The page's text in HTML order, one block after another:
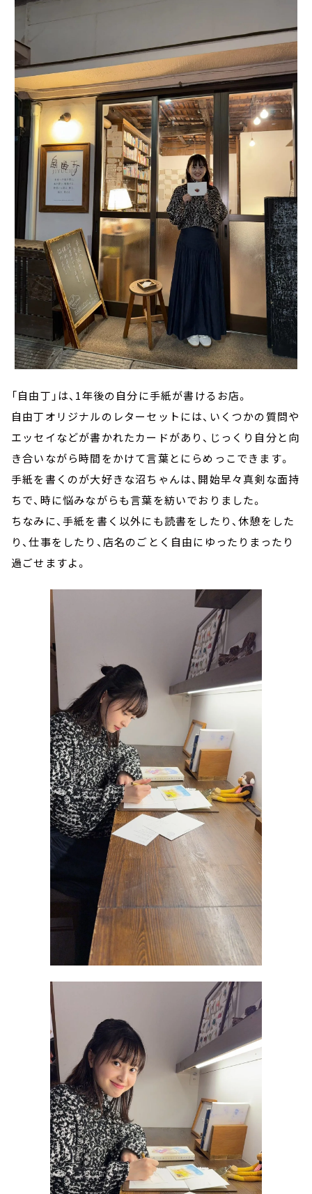
「自由丁」は、1年後の自分に手紙が書けるお店。
自由丁オリジナルのレターセットには、いくつかの質問や
エッセイなどが書かれたカードがあり、じっくり自分と向
き合いながら時間をかけて言葉とにらめっこできます。
手紙を書くのが大好きな沼ちゃんは、開始早々真剣な面持
ちで、時に悩みながらも言葉を紡いでおりました。
ちなみに、手紙を書く以外にも読書をしたり、休憩をした
り、仕事をしたり、店名のごとく自由にゆったりまったり
過ごせますよ。